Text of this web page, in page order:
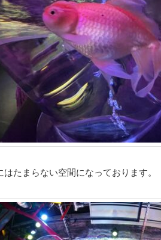
はたまらない空間になっております。